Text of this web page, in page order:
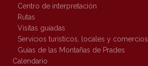
Centro de interpretación
Rutas
Visitas guiadas
Servicios turísticos, locales y comercios
Guías de las Montañas de Prades
Calendario